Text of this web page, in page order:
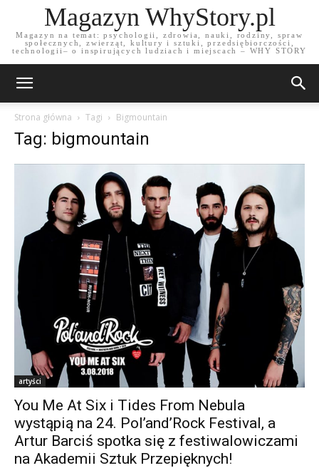
Magazyn WhyStory.pl
Magazyn na temat: psychologii, zdrowia, nauki, rodziny, spraw
społecznych, zwierząt, kultury i sztuki, przedsiębiorczości,
technologii– o inspirujących ludziach i miejscach – WHY STORY
Strona główna Tagi Bigmountain
Tag: bigmountain
artyści
You Me At Six i Tides From Nebula
wystąpią na 24. Pol’and’Rock Festival, a
Artur Barciś spotka się z festiwalowiczami
na Akademii Sztuk Przepięknych!